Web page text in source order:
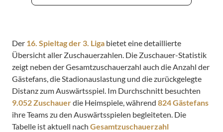
Der 16. Spieltag der 3. Liga bietet eine detaillierte
Übersicht aller Zuschauerzahlen. Die Zuschauer-Statistik
zeigt neben der Gesamtzuschauerzahl auch die Anzahl der
Gästefans, die Stadionauslastung und die zurückgelegte
Distanz zum Auswärtsspiel. Im Durchschnitt besuchten
9.052 Zuschauerdie Heimspiele, während 824 Gästefans
ihre Teams zu den Auswärtsspielen begleiteten. Die
Tabelle ist aktuell nach Gesamtzuschauerzahl